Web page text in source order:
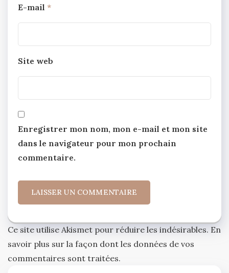
E-mail *
Site web
Enregistrer mon nom, mon e-mail et mon site
dans le navigateur pour mon prochain
commentaire.
Ce site utilise Akismet pour réduire les indésirables. En
savoir plus sur la façon dont les données de vos
commentaires sont traitées.